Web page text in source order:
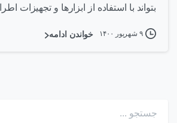
بتواند با استفاده از ابزارها و تجهیزات
۹ شهریور ۱۴۰۰ خواندن ادامه